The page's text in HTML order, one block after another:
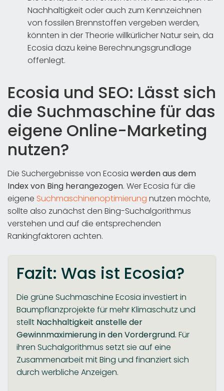
Nachhaltigkeit oder auch zum Kennzeichnen
von fossilen Brennstoffen vergeben werden,
könnten in der Theorie willkürlicher Natur sein, da
Ecosia dazu keine Berechnungsgrundlage
offenlegt.
Ecosia und SEO: Lässt sich
die Suchmaschine für das
eigene Online-Marketing
nutzen?
Die Suchergebnisse von Ecosia werden aus dem
Index von Bing herangezogen. Wer Ecosia für die
eigene Suchmaschinenoptimierung nutzen möchte,
sollte also zunächst den Bing-Suchalgorithmus
verstehen und auf die entsprechenden
Rankingfaktoren achten.
Fazit: Was ist Ecosia?
Die grüne Suchmaschine Ecosia investiert in
Baumpflanzprojekte für mehr Klimaschutz und
stellt Nachhaltigkeit anstelle der
Gewinnmaximierung in den Vordergrund. Für
ihren Suchalgorithmus setzt sie auf eine
Zusammenarbeit mit Bing und finanziert sich
durch werbliche Anzeigen.